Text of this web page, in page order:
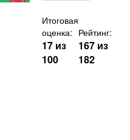
Итоговая
оценка:
17 из
100
Рейтинг:
167 из
182